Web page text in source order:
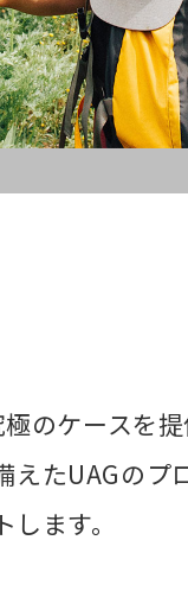
のケースを提
えたUAGのプ
ます。